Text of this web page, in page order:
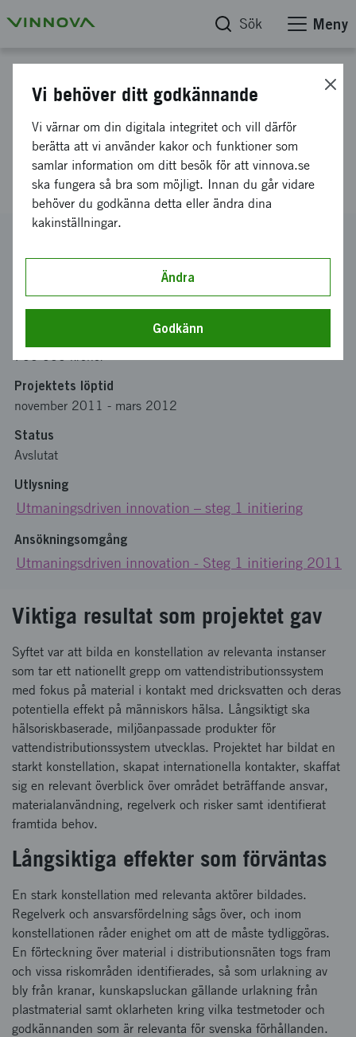
Sök Meny
Framtida lösningar till
distributionssystem för
dricksvatten
2011-02349
Swerea KIMAB AB
700 000 kronor
Projektets löptid
november 2011 - mars 2012
Status
Avslutat
Utlysning
Utmaningsdriven innovation – steg 1 initiering
Ansökningsomgång
Utmaningsdriven innovation - Steg 1 initiering 2011
Viktiga resultat som projektet gav
Syftet var att bilda en konstellation av relevanta instanser
som tar ett nationellt grepp om vattendistributionssystem
med fokus på material i kontakt med dricksvatten och deras
potentiella effekt på människors hälsa. Långsiktigt ska
hälsoriskbaserade, miljöanpassade produkter för
vattendistributionssystem utvecklas. Projektet har bildat en
starkt konstellation, skapat internationella kontakter, skaffat
sig en relevant överblick över området beträffande ansvar,
materialanvändning, regelverk och risker samt identifierat
framtida behov.
Långsiktiga effekter som förväntas
En stark konstellation med relevanta aktörer bildades.
Regelverk och ansvarsfördelning sågs över, och inom
konstellationen råder enighet om att de måste tydliggöras.
En förteckning över material i distributionsnäten togs fram
och vissa riskområden identifierades, så som urlakning av
bly från kranar, kunskapsluckan gällande urlakning från
plastmaterial samt oklarheten kring vilka testmetoder och
godkännanden som är relevanta för svenska förhållanden.
Vi behöver ditt godkännande
Vi värnar om din digitala integritet och vill därför
berätta att vi använder kakor och funktioner som
samlar information om ditt besök för att vinnova.se
ska fungera så bra som möjligt. Innan du går vidare
behöver du godkänna detta eller ändra dina
kakinställningar.
Ändra
Godkänn